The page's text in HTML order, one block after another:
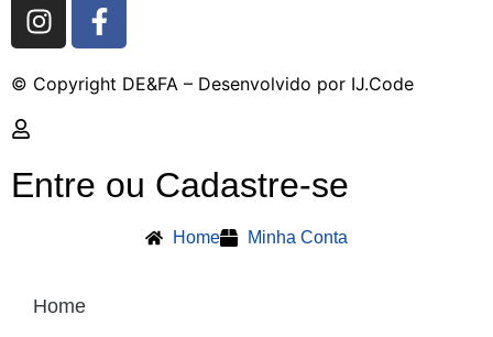
© Copyright DE&FA – Desenvolvido por IJ.Code
Entre ou Cadastre-se
Home Minha Conta
Home